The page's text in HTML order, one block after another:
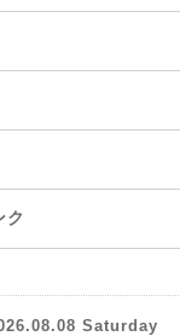
ク
Saturday